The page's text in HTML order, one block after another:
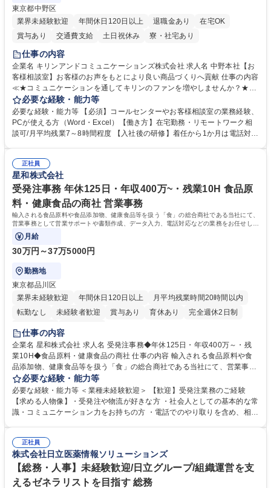
東京都中野区
業界未経験歓迎
年間休日120日以上 退職金あり
在宅OK
賞与あり
交通費支給 土日祝休み 寮・社宅あり
仕事の内容
企業名 キリンアンドコミュニケーションズ株式会社 求人名 中野本社【お
客様相談室】お客様のお声をもとにより良い商品づくりへ貢献 仕事の内容
≪★コミュニケーションを通してキリンのファンを増やしませんか？★≫
お客様のお声をより良い商品づくりに活かしていく上で、窓口となるお客
様相談室でのお仕事です。 日々お客様からいただくキリングループへのご
意見を、企業活動に活かしています。お客様からの声に迅速かつ誠意をも
って対応、情報提供するとともにグループ内活動に反映しています。 【具
平均100件前後■メール・手紙：同上40件前後 募集職種 中野本社【お客様
相談室】お客様のお声をもとにより良い商品づくりへ貢献
必要な経験・能力等
必要な経験・能力等 【必須】コールセンターやお客様相談室の業務経験、
PCが使える方（Word・Excel）【働き方】在宅勤務・リモートワーク相
談可/月平均残業7～8時間程度 【入社後の研修】着任から1か月は電話対応
すのでご安心ください。 【当社について】キリングループの広報機能を担
う会社として、お客様との出会いを大切にし、磨き上げたホスピタリティ
を込めてコミュニケーションをとりながら広報関連業務を行っておりま
す。 学歴・資格 学歴：大学院 大学 高専 短大 専修学校 高校 語学力： 資
格：
正社員
星和株式会社
受発注事務 年休125日・年収400万~・残業10H 食品原
料・健康食品の商社 営業事務
輸入される食品原料や食品添加物、健康食品等を扱う「食」の総合商社である当社にて、
営業事務として営業サポートや書類作成、データ入力、電話対応などの業務をお任せしま
す。
月給
30万円～37万5000円
勤務地
東京都品川区
業界未経験歓迎
年間休日120日以上
月平均残業時間20時間以内
転勤なし
未経験者歓迎 賞与あり 育休あり
完全週休2日制
交通費支給
仕事の内容
企業名 星和株式会社 求人名 受発注事務◆年休125日・年収400万～・残
業10H◆食品原料・健康食品の商社 仕事の内容 輸入される食品原料や食
品添加物、健康食品等を扱う「食」の総合商社である当社にて、営業事務
として営業サポートや書類作成、データ入力、電話対応などの業務をお任
せします。 ・受注／出荷指示／売上管理／仕入管理／在庫管理／お客様や
倉庫と電話確認など、販売に関わる事務、営業サポートをお願いします。
・入社後は商品について覚えることから始め、先輩社員OJTと共に業務を
万～・残業10H◆食品原料・健康食品の商社
必要な経験・能力等
必要な経験・能力等 ＜業種未経験歓迎＞ 【歓迎】受発注業務のご経験
【求める人物像】・受発注や物流が好きな方 ・社会人としての基本的な常
識・コミュニケーション力をお持ちの方 ・電話でのやり取りを含め、相手
演算ができる方 ・業務ルールや指示を理解し、行動できる方 学歴・資格
学歴：大学院 大学 短大 語学力： 資格：
正社員
株式会社日立医薬情報ソリューションズ
【総務・人事】未経験歓迎/日立グループ/組織運営を支
えるゼネラリストを目指す 総務